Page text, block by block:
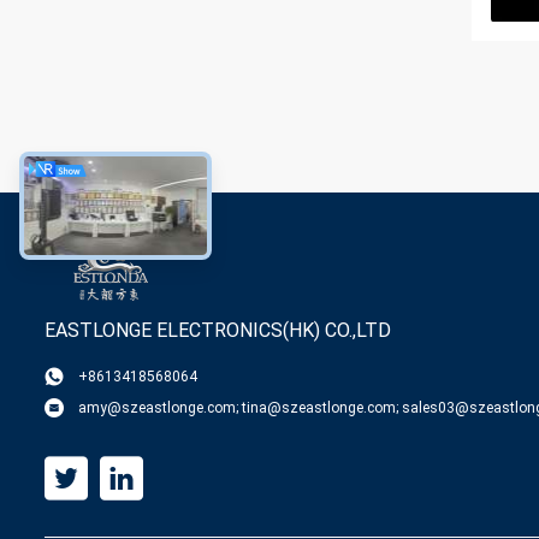
EASTLONGE ELECTRONICS(HK) CO.,LTD
+8613418568064
amy@szeastlonge.com; tina@szeastlonge.com;